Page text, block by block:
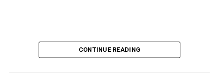
CONTINUE READING